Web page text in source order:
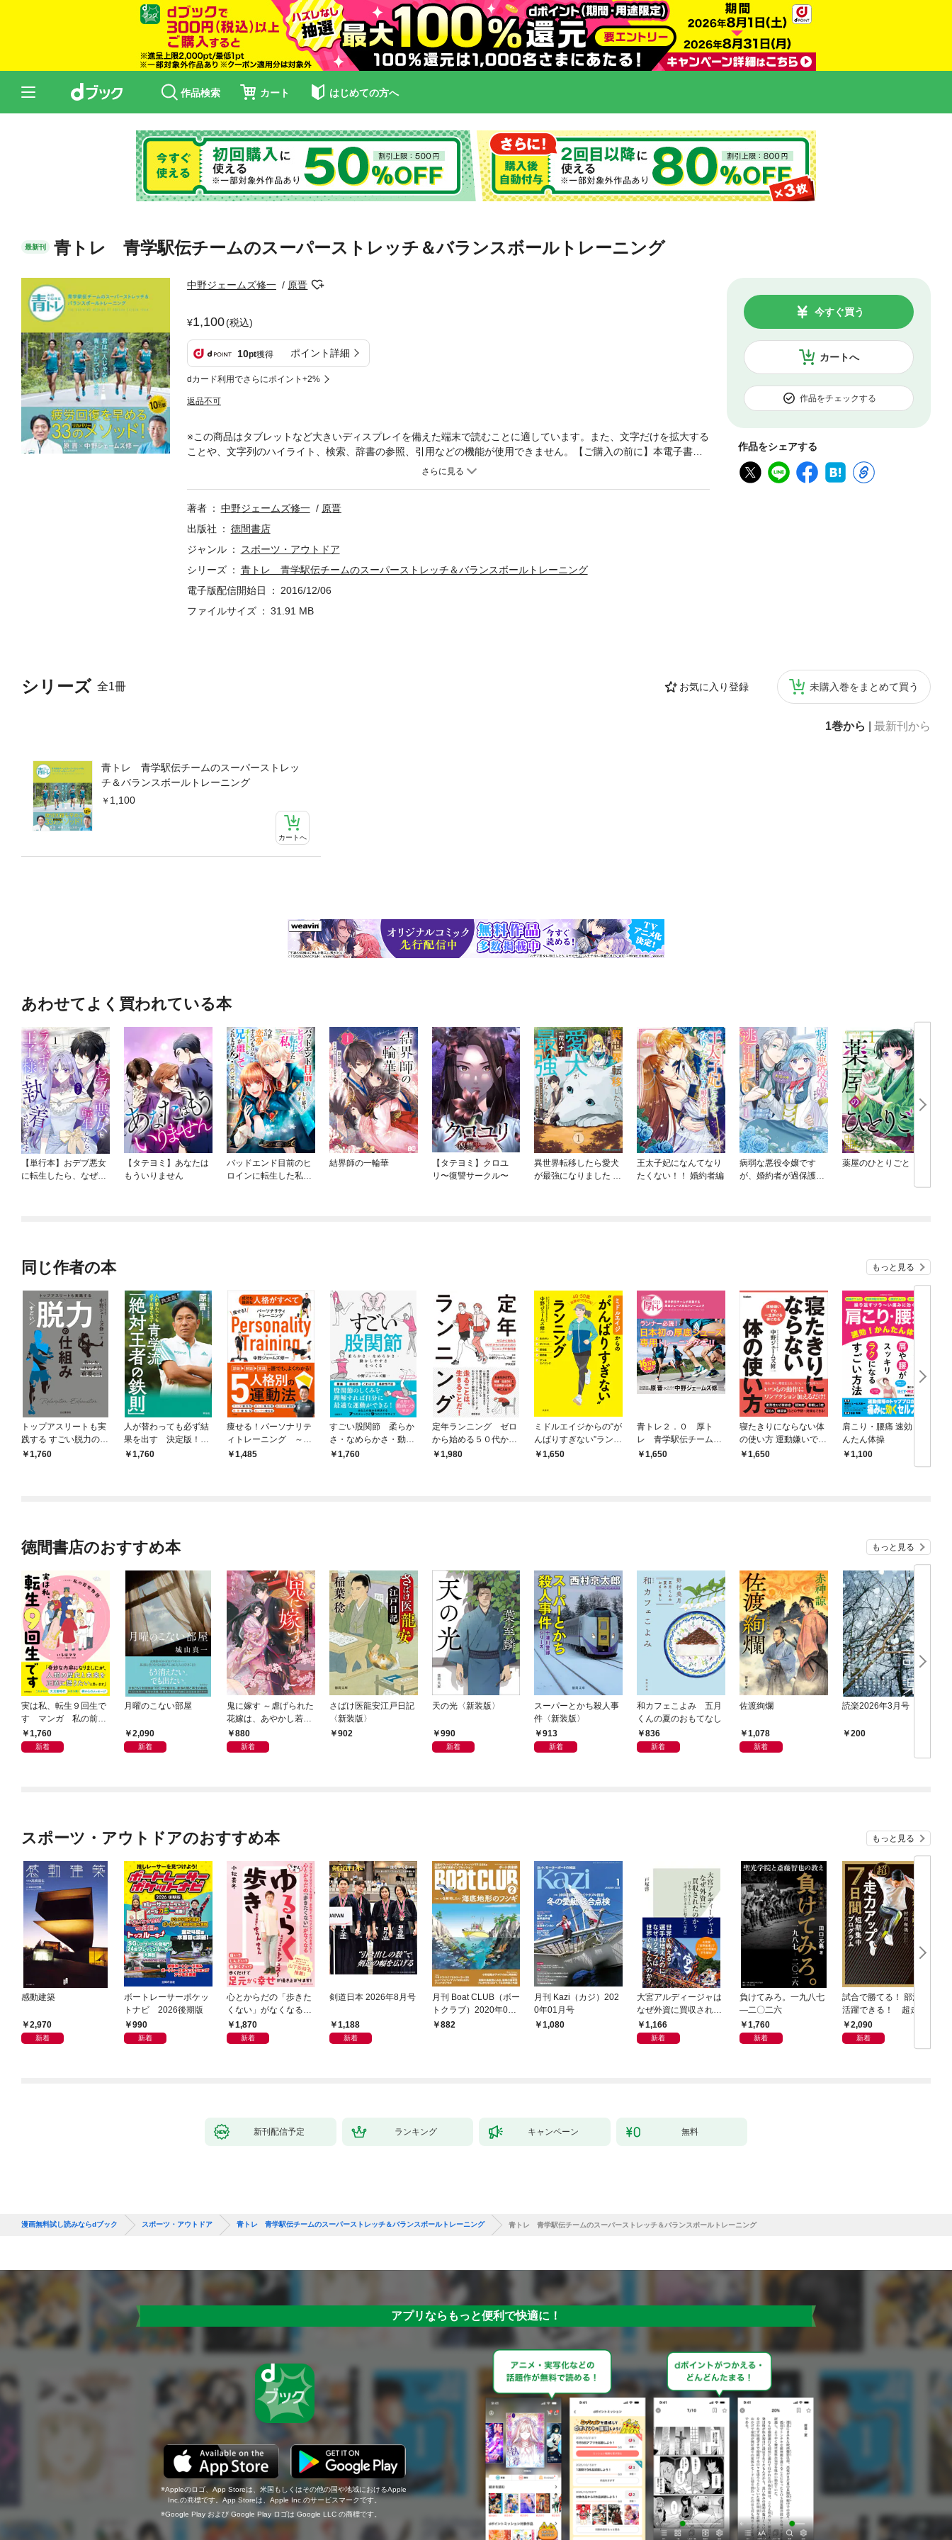
作品検索 カート はじめての方へ
最新刊 青トレ 青学駅伝チームのスーパーストレッチ＆バランスボールトレーニング
中野ジェームズ修一 原晋
1,100(税込)
10pt獲得 ポイント詳細
dカード利用でさらにポイント+2%
返品不可
カートへ
今すぐ買う
作品をチェックする
作品をシェアする
シリーズ 全1冊 お気に入り登録 未購入巻をまとめて買う
1巻から 最新刊から
青トレ 青学駅伝チームのスーパーストレッ
チ＆バランスボールトレーニング
1,100
カートへ
※この商品はタブレットなど大きいディスプレイを備えた端末で読むことに適しています。また、文字だけを拡大する
ことや、文字列のハイライト、検索、辞書の参照、引用などの機能が使用できません。【ご購入の前に】本電子書籍
には、書籍版についているDVDの映像は収録されておりません。映像をお求めの方は、書籍版をご購入ください。
ルトレーニング、セルフマッサージ、アイシング、食事と水分補給。原晋監督直伝の目標管理シートの活用方法も紹
介。OBインタビューも掲載。レッツ・青トレ！
著者 中野ジェームズ修一
原晋
出版社
徳間書店
ジャンル
スポーツ・アウトドア
シリーズ
青トレ 青学駅伝チームのスーパーストレッチ＆バランスボールトレーニング
電子版配信開始日
2016/12/06
ファイルサイズ
31.91 MB
あわせてよく買われている本
【単行本】おデブ悪女
に転生したら、なぜか
【タテヨミ】あなたは
もういりません
バッドエンド目前のヒ
ロインに転生した私、
結界師の一輪華
【タテヨミ】クロユ
リ〜復讐サークル〜
異世界転移したら愛犬
が最強になりました ～
王太子妃になんてなり
たくない！！ 婚約者編
病弱な悪役令嬢です
が、婚約者が過保護す
薬屋のひとりごと
同じ作者の本 もっと見る
トップアスリートも実
践する すごい脱力の仕
組み1,760
人が替わっても必ず結
果を出す 決定版！青
学流 「絶対王者の鉄
1,760
痩せる！パーソナリテ
ィトレーニング ～成
功も挫折も人格がすべ
1,485
すごい股関節 柔らか
さ・なめらかさ・動か
しやすさをつくる
1,760
定年ランニング ゼロ
から始める５０代から
７０代のためのランニ
1,980
ミドルエイジからの“が
んばりすぎない”ランニ
ング1,650
青トレ２．０ 厚ト
レ 青学駅伝チームが
実践する厚底シューズ
1,650
寝たきりにならない体
の使い方 運動嫌いでも
一生歩ける体になる
1,650
肩こり・腰痛 速効！か
んたん体操
1,100
徳間書店のおすすめ本 もっと見る
実は私、転生９回生で
す マンガ 私の前世
物語1,760
新着
月曜のこない部屋
2,090
新着
鬼に嫁す ～虐げられた
花嫁は、あやかし若頭
に溺愛される～
880
新着
さばけ医龍安江戸日記
〈新装版〉
902
天の光〈新装版〉
990
新着
スーパーとかち殺人事
件〈新装版〉
913
新着
和カフェこよみ 五月
くんの夏のおもてなし
836
新着
佐渡絢爛
1,078
新着
読楽2026年3月号
200
スポーツ・アウトドアのおすすめ本 もっと見る
感動建築
2,970
新着
ボートレーサーポケッ
トナビ 2026後期版
990
新着
心とからだの「歩きた
くない」がなくなる
らせん流 ゆるらく歩
き
1,870
新着
剣道日本 2026年8月号
1,188
新着
月刊 Boat CLUB（ボー
トクラブ）2020年02
月号882
月刊 Kazi（カジ）202
0年01月号
1,080
大宮アルディージャは
なぜ外資に買収された
のか？～日本サッカー
とスポーツビジネスに
1,166
新着
負けてみろ。一九八七
―二〇二六
1,760
新着
試合で勝てる！ 部活で
活躍できる！ 超走力
アップ 7日間短期集中
プログラム
2,090
新着
新刊配信予定 ランキング キャンペーン 無料
漫画無料試し読みならdブック スポーツ・アウトドア 青トレ 青学駅伝チームのスーパーストレッチ＆バランスボールトレーニング 青トレ 青学駅伝チームのスーパーストレッチ＆バランスボールトレーニング
アプリならもっと便利で快適に！
Appleのロゴ、App Storeは、米国もしくはその他の国や地域におけるApple
Inc.の商標です。App Storeは、Apple Inc.のサービスマークです。
Google Play および Google Play ロゴは Google LLC の商標です。